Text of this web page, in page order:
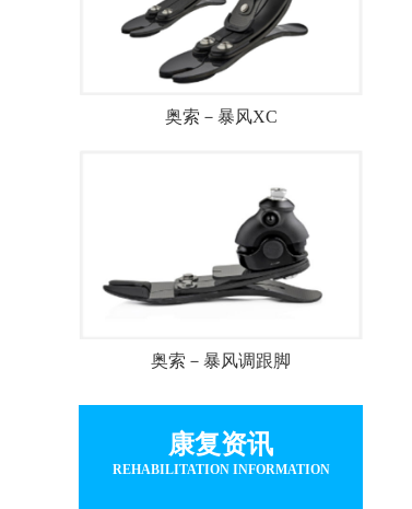
奥索－暴风XC
奥索－暴风调跟脚
康复资讯
REHABILITATION INFORMATION